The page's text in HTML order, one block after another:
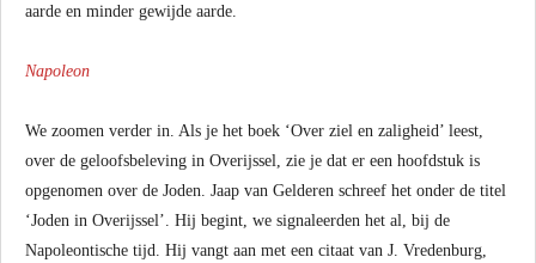
aarde en minder gewijde aarde.
Napoleon
We zoomen verder in. Als je het boek ‘Over ziel en zaligheid’ leest,
over de geloofsbeleving in Overijssel, zie je dat er een hoofdstuk is
opgenomen over de Joden. Jaap van Gelderen schreef het onder de titel
‘Joden in Overijssel’. Hij begint, we signaleerden het al, bij de
Napoleontische tijd. Hij vangt aan met een citaat van J. Vredenburg,